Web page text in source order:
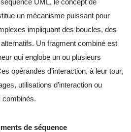
un mécanisme puissant pour
impliquant des boucles, des
Un fragment combiné est
qui englobe un ou plusieurs
opérandes d’interaction, à leur tour,
utilisations d’interaction ou
combinés.
de séquence